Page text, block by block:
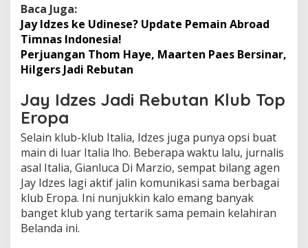
Baca Juga:
Jay Idzes ke Udinese? Update Pemain Abroad
Timnas Indonesia!
Perjuangan Thom Haye, Maarten Paes Bersinar,
Hilgers Jadi Rebutan
Jay Idzes Jadi Rebutan Klub Top
Eropa
Selain klub-klub Italia, Idzes juga punya opsi buat
main di luar Italia lho. Beberapa waktu lalu, jurnalis
asal Italia, Gianluca Di Marzio, sempat bilang agen
Jay Idzes lagi aktif jalin komunikasi sama berbagai
klub Eropa. Ini nunjukkin kalo emang banyak
banget klub yang tertarik sama pemain kelahiran
Belanda ini.